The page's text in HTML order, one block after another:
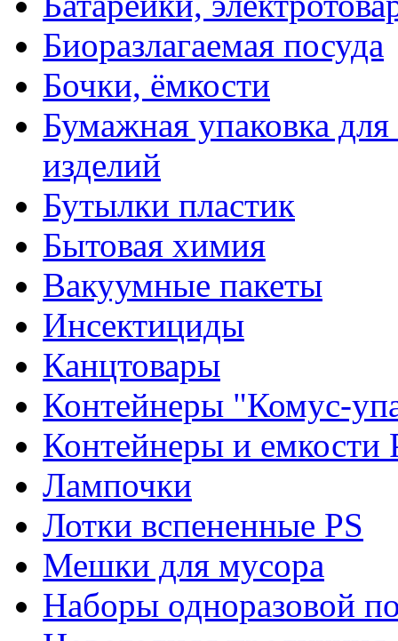
Биоразлагаемая посуда
Бочки, ёмкости
Бумажная упаковка
изделий
Бутылки пластик
Бытовая химия
Вакуумные пакеты
Инсектициды
Канцтовары
Контейнеры "Комус-
Контейнеры и емкости
Лампочки
Лотки вспененные PS
Мешки для мусора
Наборы одноразовой